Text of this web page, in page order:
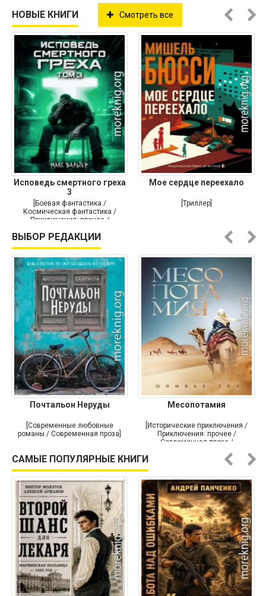
НОВЫЕ КНИГИ Смотреть все
Исповедь смертного греха
3
[Боевая фантастика /
Космическая фантастика /
Приключения: прочее /
Мое сердце переехало
[Триллер]
ВЫБОР РЕДАКЦИИ
Почтальон Неруды
[Современные любовные
романы / Современная проза]
Месопотамия
[Исторические приключения /
Приключения: прочее /
Современная проза /
САМЫЕ ПОПУЛЯРНЫЕ КНИГИ